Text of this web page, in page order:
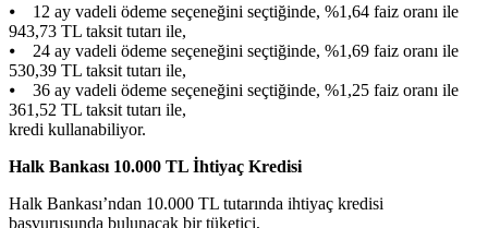
⦁ 12 ay vadeli ödeme seçeneğini seçtiğinde, %1,64 faiz oranı ile
943,73 TL taksit tutarı ile,
⦁ 24 ay vadeli ödeme seçeneğini seçtiğinde, %1,69 faiz oranı ile
530,39 TL taksit tutarı ile,
⦁ 36 ay vadeli ödeme seçeneğini seçtiğinde, %1,25 faiz oranı ile
361,52 TL taksit tutarı ile,
kredi kullanabiliyor.
Halk Bankası 10.000 TL İhtiyaç Kredisi
Halk Bankası’ndan 10.000 TL tutarında ihtiyaç kredisi
başvurusunda bulunacak bir tüketici,